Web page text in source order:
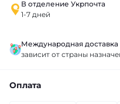
В отделение Укрпочта
1-7 дней
Международная доставка
зависит от страны
Оплата